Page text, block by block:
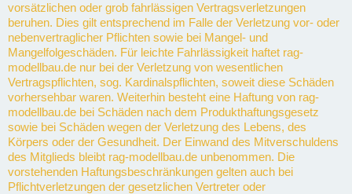
vorsätzlichen oder grob fahrlässigen Vertragsverletzungen
beruhen. Dies gilt entsprechend im Falle der Verletzung vor- oder
nebenvertraglicher Pflichten sowie bei Mangel- und
Mangelfolgeschäden. Für leichte Fahrlässigkeit haftet rag-
modellbau.de nur bei der Verletzung von wesentlichen
Vertragspflichten, sog. Kardinalspflichten, soweit diese Schäden
vorhersehbar waren. Weiterhin besteht eine Haftung von rag-
modellbau.de bei Schäden nach dem Produkthaftungsgesetz
sowie bei Schäden wegen der Verletzung des Lebens, des
Körpers oder der Gesundheit. Der Einwand des Mitverschuldens
des Mitglieds bleibt rag-modellbau.de unbenommen. Die
vorstehenden Haftungsbeschränkungen gelten auch bei
Pflichtverletzungen der gesetzlichen Vertreter oder